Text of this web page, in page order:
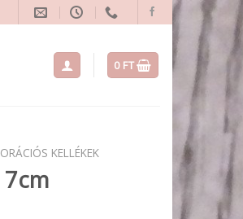
0 FT
KELLÉKEK